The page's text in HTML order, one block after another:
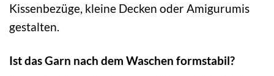
Kissenbezüge, kleine Decken oder Amigurumis
gestalten.
Ist das Garn nach dem Waschen formstabil?